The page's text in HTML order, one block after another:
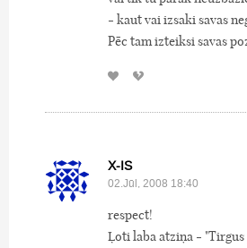
- kaut vai izsaki savas
Pēc tam izteiksi savas
X-IS
02.Jūl, 2008 18:40
respect!
Ļoti laba atziņa -